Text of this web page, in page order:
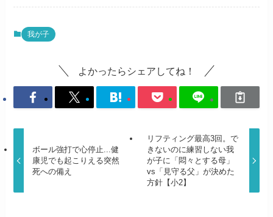
我が子
よかったらシェアしてね！
ボール強打で心停止...健
康児でも起こりえる突然
死への備え
リフティング最高3回。で
きないのに練習しない我
が子に「悶々とする母」
vs「見守る父」が決めた
方針【小2】